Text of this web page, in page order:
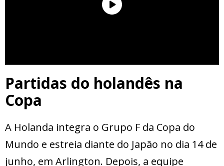
Partidas do holandês na
Copa
A Holanda integra o Grupo F da Copa do
Mundo e estreia diante do Japão no dia 14 de
junho, em Arlington. Depois, a equipe